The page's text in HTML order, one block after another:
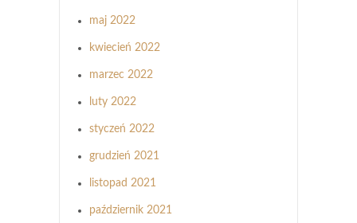
maj 2022
kwiecień 2022
marzec 2022
luty 2022
styczeń 2022
grudzień 2021
listopad 2021
październik 2021